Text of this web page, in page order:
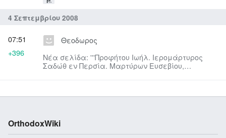
4 Σεπτεμβρίου 2008
Θεοδωρος
Νέα σελίδα: '''Προφήτου Ιωήλ. Ιερομάρτυρος
Σαδώθ εν Περσία. Μαρτύρων Ευσεβίου,
07:51
+396
OrthodoxWiki